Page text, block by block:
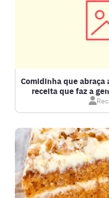
COMPOTAS E
DOCES E
DRINKS
FRANGO
FRUTOS DO MAR
Comidinha que abraça
receita que faz a